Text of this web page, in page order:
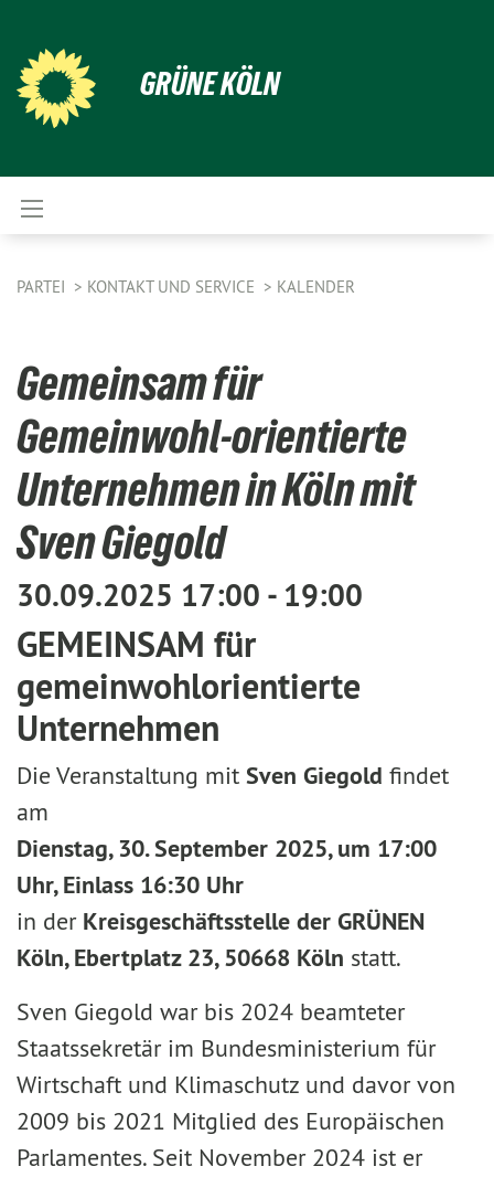
GRÜNE KÖLN
PARTEI KONTAKT UND SERVICE KALENDER
Gemeinsam für
Gemeinwohl-orientierte
Unternehmen in Köln mit
Sven Giegold
30.09.2025 17:00 - 19:00
GEMEINSAM für
gemeinwohlorientierte
Unternehmen
Die Veranstaltung mit Sven Giegold findet
am
Dienstag, 30. September 2025, um 17:00
Uhr, Einlass 16:30 Uhr
in der Kreisgeschäftsstelle der GRÜNEN
Köln, Ebertplatz 23, 50668 Köln statt.
Sven Giegold war bis 2024 beamteter
Staatssekretär im Bundesministerium für
Wirtschaft und Klimaschutz und davor von
2009 bis 2021 Mitglied des Europäischen
Parlamentes. Seit November 2024 ist er